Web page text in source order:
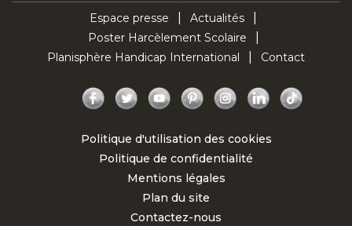
Espace presse
Actualités
Poster Harcèlement Scolaire
Planisphère Handicap International
Contact
Facebook
Twitter YouTubePinterestInstagramLinkedIn
Politique d'utilisation des cookies
Politique de confidentialité
Mentions légales
Plan du site
Contactez-nous